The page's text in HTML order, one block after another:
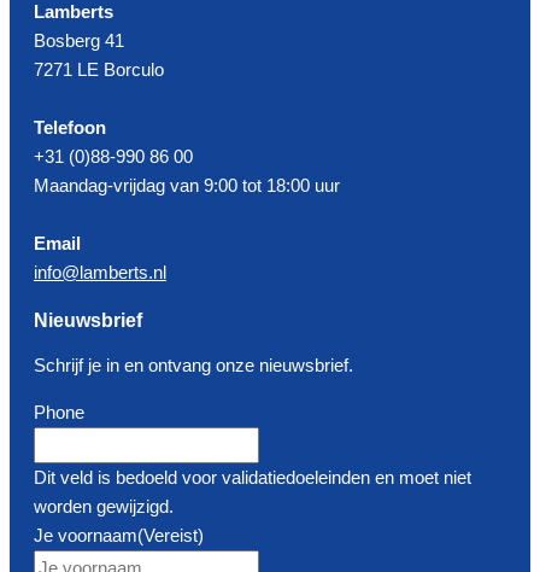
Lamberts
Bosberg 41
7271 LE Borculo
Telefoon
+31 (0)88-990 86 00
Maandag-vrijdag van 9:00 tot 18:00 uur
Email
info@lamberts.nl
Nieuwsbrief
Schrijf je in en ontvang onze nieuwsbrief.
Phone
Dit veld is bedoeld voor validatiedoeleinden en moet niet
worden gewijzigd.
Je voornaam(Vereist)